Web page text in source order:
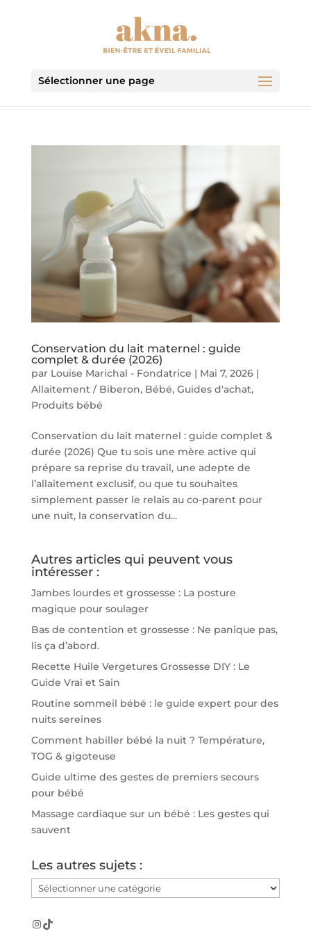
Sélectionner une page
Conservation du lait maternel : guide
complet & durée (2026)
par Louise Marichal - Fondatrice | Mai 7, 2026|
Allaitement / Biberon, Bébé, Guides d'achat,
Produits bébé
Conservation du lait maternel : guide complet &
durée (2026) Que tu sois une mère active qui
prépare sa reprise du travail, une adepte de
l’allaitement exclusif, ou que tu souhaites
simplement passer le relais au co-parent pour
une nuit, la conservation du...
Autres articles qui peuvent vous
intéresser :
Jambes lourdes et grossesse : La posture
magique pour soulager
Bas de contention et grossesse : Ne panique pas,
lis ça d’abord.
Recette Huile Vergetures Grossesse DIY : Le
Guide Vrai et Sain
Routine sommeil bébé : le guide expert pour des
nuits sereines
Comment habiller bébé la nuit ? Température,
TOG & gigoteuse
Guide ultime des gestes de premiers secours
pour bébé
Massage cardiaque sur un bébé : Les gestes qui
sauvent
Les autres sujets :
Les
autres
sujets
Instagram
TikTok